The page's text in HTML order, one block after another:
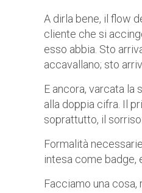
A dirla bene, il flow
cliente che si
esso abbia. Sto
accavallano; sto
E ancora, varcata la
alla doppia cifra. Il
soprattutto, il sorriso:
Formalità
intesa come badge,
Facciamo una